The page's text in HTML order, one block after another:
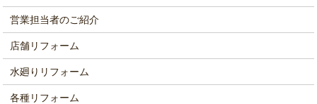
営業担当者のご紹介
店舗リフォーム
水廻りリフォーム
各種リフォーム